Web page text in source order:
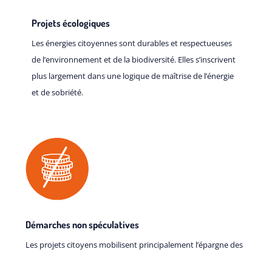
Projets écologiques
Les énergies citoyennes sont durables et respectueuses
de l’environnement et de la biodiversité. Elles s’inscrivent
plus largement dans une logique de maîtrise de l’énergie
et de sobriété.
Démarches non spéculatives
Les projets citoyens mobilisent principalement l’épargne des